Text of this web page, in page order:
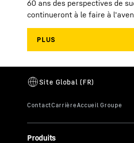
60 ans des perspectives de
continueront à le faire à
Produits